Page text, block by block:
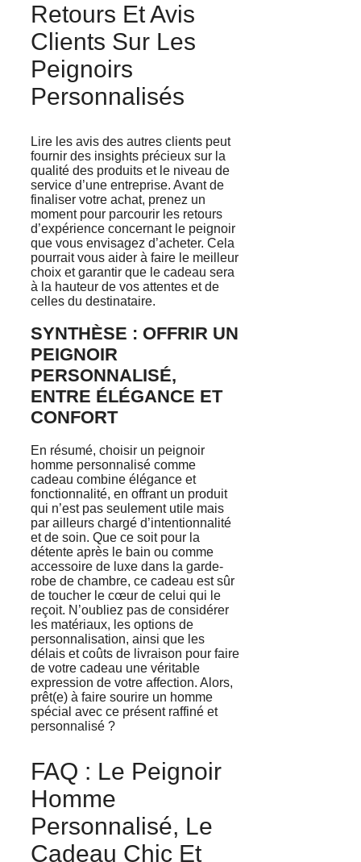
Retours Et Avis
Clients Sur Les
Peignoirs
Personnalisés
Lire les avis des autres clients peut
fournir des insights précieux sur la
qualité des produits et le niveau de
service d’une entreprise. Avant de
finaliser votre achat, prenez un
moment pour parcourir les retours
d’expérience concernant le peignoir
que vous envisagez d’acheter. Cela
pourrait vous aider à faire le meilleur
choix et garantir que le cadeau sera
à la hauteur de vos attentes et de
celles du destinataire.
SYNTHÈSE : OFFRIR UN
PEIGNOIR
PERSONNALISÉ,
ENTRE ÉLÉGANCE ET
CONFORT
En résumé, choisir un peignoir
homme personnalisé comme
cadeau combine élégance et
fonctionnalité, en offrant un produit
qui n’est pas seulement utile mais
par ailleurs chargé d’intentionnalité
et de soin. Que ce soit pour la
détente après le bain ou comme
accessoire de luxe dans la garde-
robe de chambre, ce cadeau est sûr
de toucher le cœur de celui qui le
reçoit. N’oubliez pas de considérer
les matériaux, les options de
personnalisation, ainsi que les
délais et coûts de livraison pour faire
de votre cadeau une véritable
expression de votre affection. Alors,
prêt(e) à faire sourire un homme
spécial avec ce présent raffiné et
personnalisé ?
FAQ : Le Peignoir
Homme
Personnalisé, Le
Cadeau Chic Et